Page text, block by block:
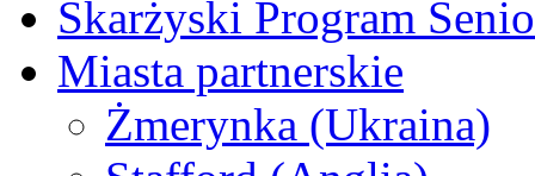
Skarżyski Program
Miasta partnerskie
Żmerynka (Ukraina)